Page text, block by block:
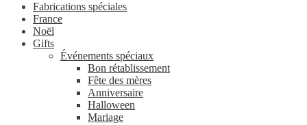
Fabrications spéciales
France
Noël
Gifts
Événements spéciaux
Bon rétablissement
Fête des mères
Anniversaire
Halloween
Mariage